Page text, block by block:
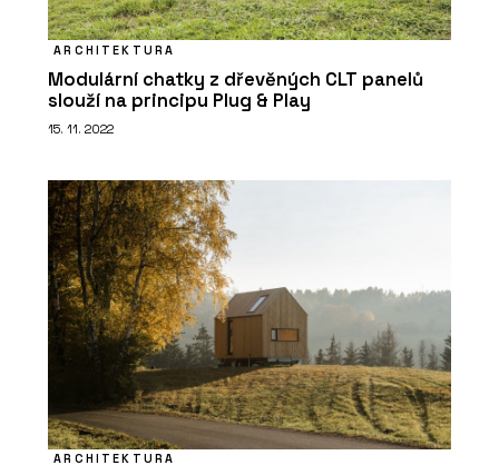
PRODUKTY
Konferenční stolky - BeOak by
Javorina
PRODUKTY
Postele - BeOak by Javorina
ARCHITEKTURA
Modulární chatky z dřevěných CLT panelů
slouží na principu Plug & Play
15. 11. 2022
ARCHITEKTURA